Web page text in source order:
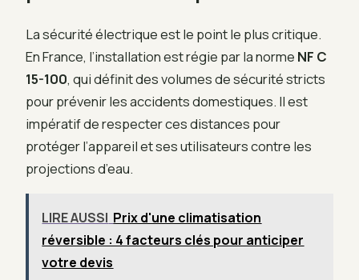
La sécurité électrique est le point le plus critique.
En France, l’installation est régie par la norme NF C
15-100, qui définit des volumes de sécurité stricts
pour prévenir les accidents domestiques. Il est
impératif de respecter ces distances pour
protéger l’appareil et ses utilisateurs contre les
projections d’eau.
LIRE AUSSI Prix d'une climatisation
réversible : 4 facteurs clés pour anticiper
votre devis